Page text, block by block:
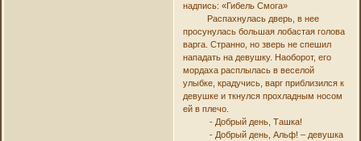
надпись: «Гибель Смога»
Распахнулась дверь, в нее
просунулась большая лобастая голова
варга. Странно, но зверь не спешил
нападать на девушку. Наоборот, его
мордаха расплылась в веселой
улыбке, крадучись, варг приблизился к
девушке и ткнулся прохладным носом
ей в плечо.
- Добрый день, Ташка!
- Добрый день, Альф! – девушка